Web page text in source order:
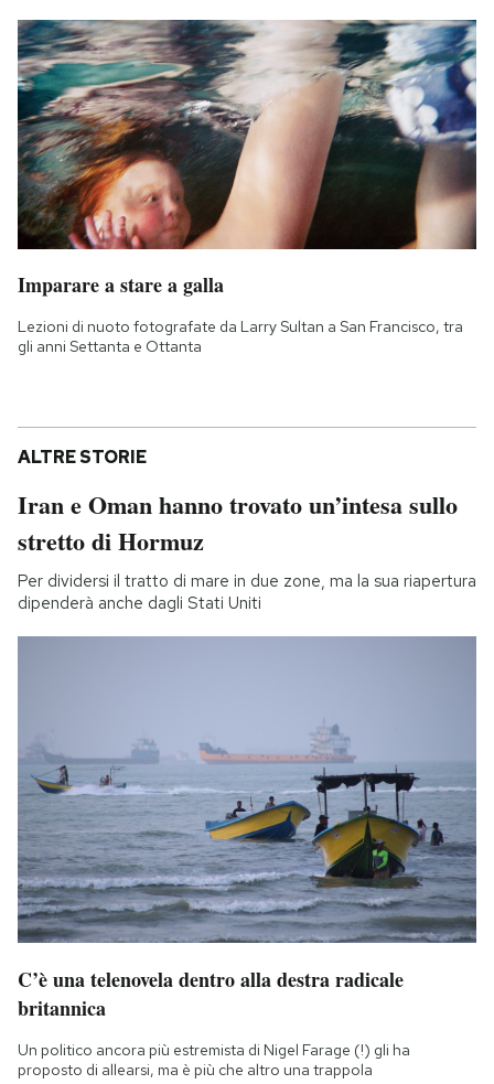
Imparare a stare a galla
Lezioni di nuoto fotografate da Larry Sultan a San Francisco, tra
gli anni Settanta e Ottanta
ALTRE STORIE
Iran e Oman hanno trovato un’intesa sullo
stretto di Hormuz
Per dividersi il tratto di mare in due zone, ma la sua riapertura
dipenderà anche dagli Stati Uniti
C’è una telenovela dentro alla destra radicale
britannica
Un politico ancora più estremista di Nigel Farage (!) gli ha
proposto di allearsi, ma è più che altro una trappola